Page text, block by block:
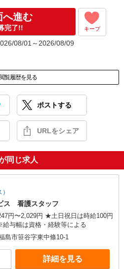
へ進む
完了!! キープ
08/01～2026/08/09
閲覧履歴を見る
ポストする
URLをシェア
同じ求人
ス 看護スタッフ
円 ★土日祝日は時給100円
与幅は資格・経験等による
島市笹谷字東中條10-1
詳細を見る